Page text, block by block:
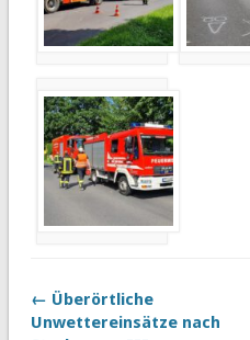
← Überörtliche
Unwettereinsätze nach